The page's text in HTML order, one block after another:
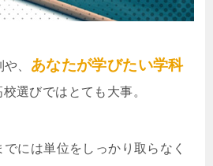
、 あなたが学びたい学科
選びではとても大事。
には単位をしっかり取らなく